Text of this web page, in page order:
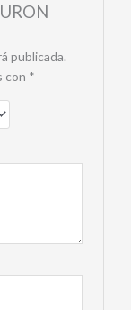
publicada.
con *